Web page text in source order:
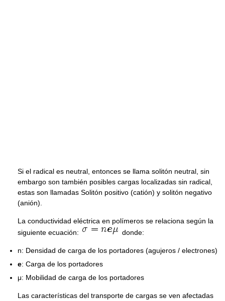
Si el radical es neutral, entonces se llama solitón neutral, sin
embargo son también posibles cargas localizadas sin radical,
estas son llamadas Solitón positivo (catión) y solitón negativo
(anión).
La conductividad eléctrica en polímeros se relaciona según la
siguiente ecuación:
donde:
n: Densidad de carga de los portadores (agujeros / electrones)
e: Carga de los portadores
μ: Mobilidad de carga de los portadores
Las características del transporte de cargas se ven afectadas